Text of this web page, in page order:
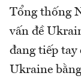
Tổng thống
vấn đề
đang tiếp
Ukraine